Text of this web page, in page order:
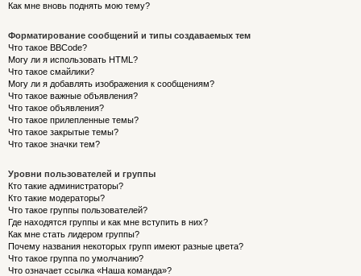
Как мне вновь поднять мою тему?
Форматирование сообщений и типы создаваемых тем
Что такое BBCode?
Могу ли я использовать HTML?
Что такое смайлики?
Могу ли я добавлять изображения к сообщениям?
Что такое важные объявления?
Что такое объявления?
Что такое прилепленные темы?
Что такое закрытые темы?
Что такое значки тем?
Уровни пользователей и группы
Кто такие администраторы?
Кто такие модераторы?
Что такое группы пользователей?
Где находятся группы и как мне вступить в них?
Как мне стать лидером группы?
Почему названия некоторых групп имеют разные цвета?
Что такое группа по умолчанию?
Что означает ссылка «Наша команда»?